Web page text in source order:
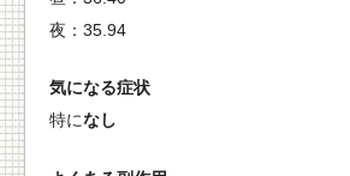
夜：35.94
気になる症状
特になし